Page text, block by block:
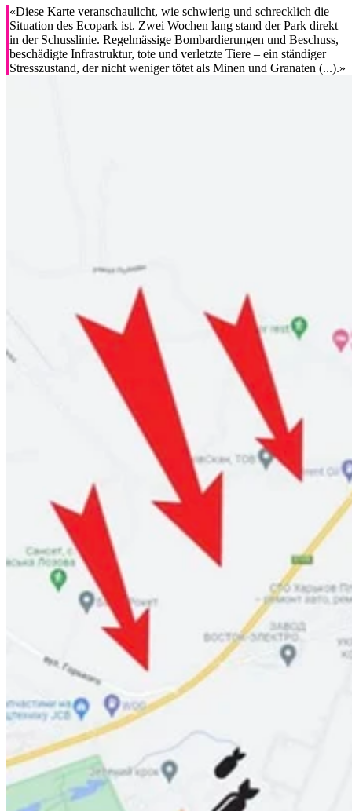
«Diese Karte veranschaulicht, wie schwierig und schrecklich die
Situation des Ecopark ist. Zwei Wochen lang stand der Park direkt
in der Schusslinie. Regelmässige Bombardierungen und Beschuss,
beschädigte Infrastruktur, tote und verletzte Tiere – ein ständiger
Stresszustand, der nicht weniger tötet als Minen und Granaten (...).»